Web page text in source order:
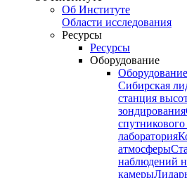
Об Институте
Области исследования
Ресурсы
Ресурсы
Оборудование
Оборудование
Сибирская
станция
зондирования
лаборатория
атмосферы
наблюдений
камеры